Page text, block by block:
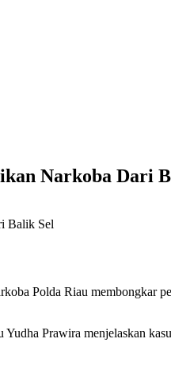
Narkoba Dari
Polda Riau membongkar
Prawira menjelaskan